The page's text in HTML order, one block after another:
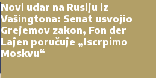
Novi udar na Rusiju iz
Vašingtona: Senat usvojio
Grejemov zakon, Fon der
Lajen poručuje „Iscrpimo
Moskvu“